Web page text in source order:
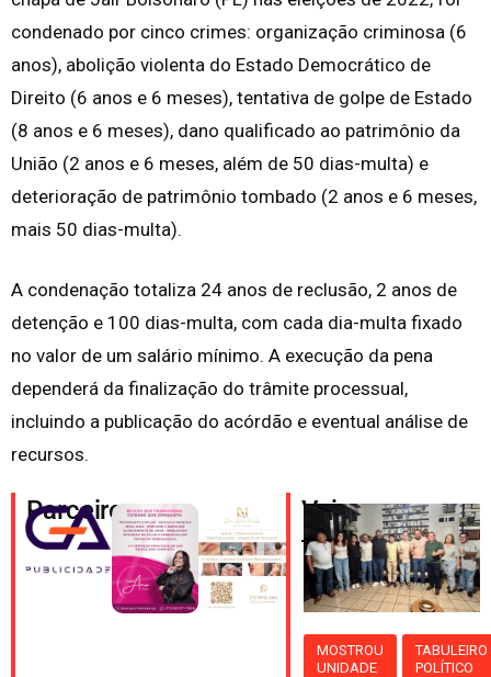
condenado por cinco crimes: organização criminosa (6
anos), abolição violenta do Estado Democrático de
Direito (6 anos e 6 meses), tentativa de golpe de Estado
(8 anos e 6 meses), dano qualificado ao patrimônio da
União (2 anos e 6 meses, além de 50 dias-multa) e
deterioração de patrimônio tombado (2 anos e 6 meses,
mais 50 dias-multa).
A condenação totaliza 24 anos de reclusão, 2 anos de
detenção e 100 dias-multa, com cada dia-multa fixado
no valor de um salário mínimo. A execução da pena
dependerá da finalização do trâmite processual,
incluindo a publicação do acórdão e eventual análise de
recursos.
Parceiros
Veja
também
MOSTROU
UNIDADE
TABULEIRO
POLÍTICO